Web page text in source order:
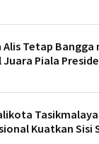
Alis Tetap Bangga
Juara Piala
Kuatkan Sisi